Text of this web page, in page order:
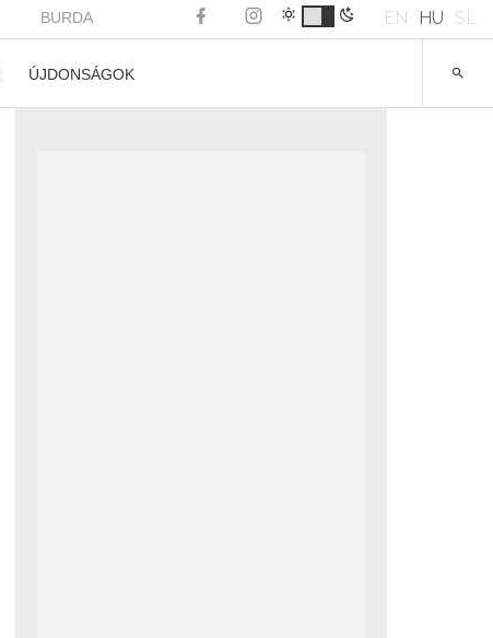
BURDA EN HU SL
ÚJDONSÁGOK